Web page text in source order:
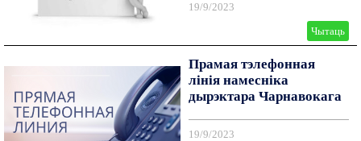
19/9/2023
Чытаць
Прамая тэлефонная
лінія намесніка
дырэктара Чарнавокага
19/9/2023